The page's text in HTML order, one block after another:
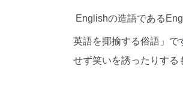
Englishの造語である
英語を揶揄する俗語」で
せず笑いを誘ったりする